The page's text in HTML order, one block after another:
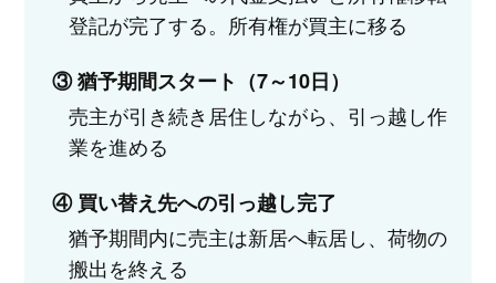
登記が完了する。所有権が買主に移る
③ 猶予期間スタート（7～10日）
売主が引き続き居住しながら、引っ越し作
業を進める
④ 買い替え先への引っ越し完了
猶予期間内に売主は新居へ転居し、荷物の
搬出を終える